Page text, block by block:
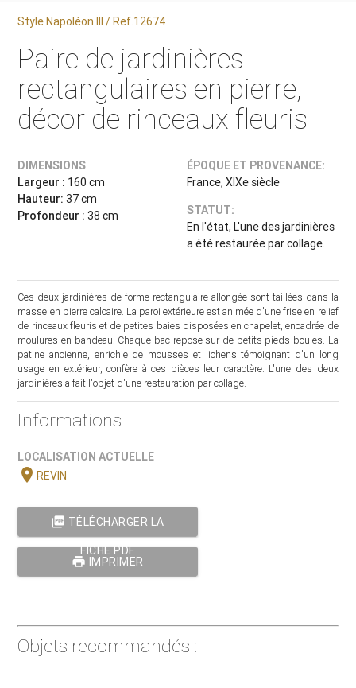
Style Napoléon III / Ref.12674
Paire de jardinières
rectangulaires en pierre,
décor de rinceaux fleuris
DIMENSIONS
Largeur : 160 cm
Hauteur: 37 cm
Profondeur : 38 cm
ÉPOQUE ET PROVENANCE:
France, XIXe siècle
STATUT:
En l'état, L'une des jardinières
a été restaurée par collage.
Ces deux jardinières de forme rectangulaire allongée sont taillées dans la
masse en pierre calcaire. La paroi extérieure est animée d'une frise en relief
de rinceaux fleuris et de petites baies disposées en chapelet, encadrée de
moulures en bandeau. Chaque bac repose sur de petits pieds boules. La
patine ancienne, enrichie de mousses et lichens témoignant d'un long
usage en extérieur, confère à ces pièces leur caractère. L'une des deux
jardinières a fait l'objet d'une restauration par collage.
Informations
LOCALISATION ACTUELLE
location_onREVIN
picture_as_pdf TÉLÉCHARGER LA
FICHE PDF
print IMPRIMER
Objets recommandés :